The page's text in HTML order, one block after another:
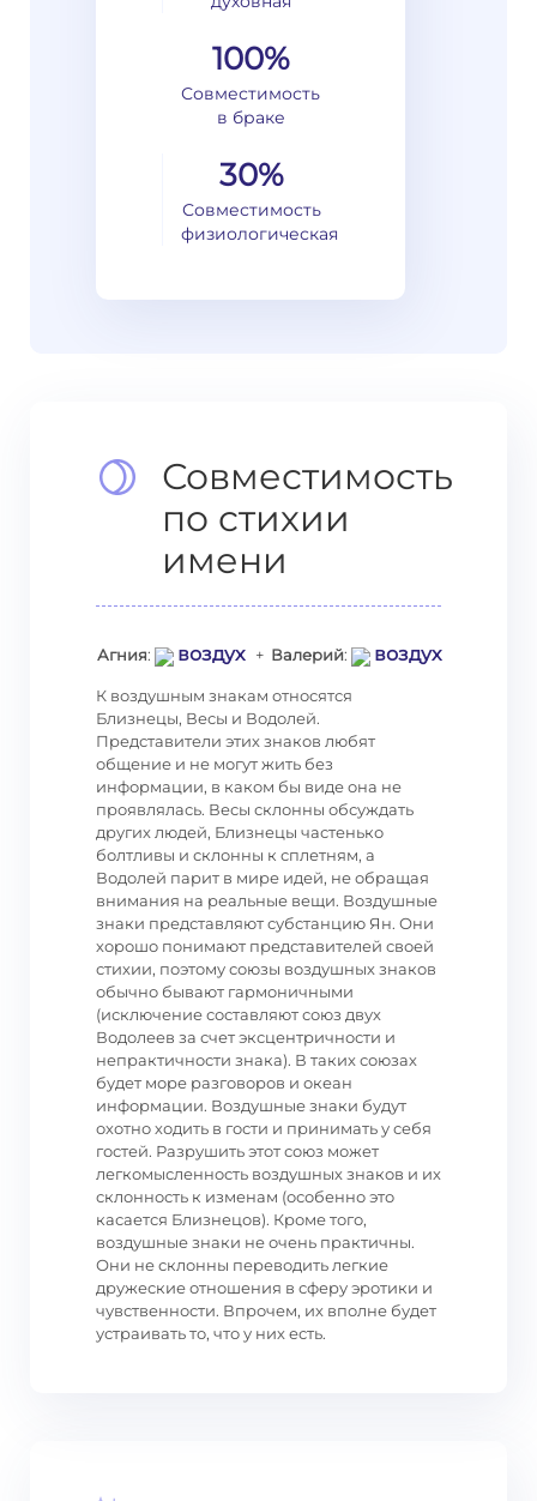
100%
Совместимость
в браке
30%
Совместимость
физиологическая
Совместимость
по стихии
имени
Агния: воздух+ Валерий: воздух
К воздушным знакам относятся
Близнецы, Весы и Водолей.
Представители этих знаков любят
общение и не могут жить без
информации, в каком бы виде она не
проявлялась. Весы склонны обсуждать
других людей, Близнецы частенько
болтливы и склонны к сплетням, а
Водолей парит в мире идей, не обращая
внимания на реальные вещи. Воздушные
знаки представляют субстанцию Ян. Они
хорошо понимают представителей своей
стихии, поэтому союзы воздушных знаков
обычно бывают гармоничными
(исключение составляют союз двух
Водолеев за счет эксцентричности и
непрактичности знака). В таких союзах
будет море разговоров и океан
информации. Воздушные знаки будут
охотно ходить в гости и принимать у себя
гостей. Разрушить этот союз может
легкомысленность воздушных знаков и их
склонность к изменам (особенно это
касается Близнецов). Кроме того,
воздушные знаки не очень практичны.
Они не склонны переводить легкие
дружеские отношения в сферу эротики и
чувственности. Впрочем, их вполне будет
устраивать то, что у них есть.